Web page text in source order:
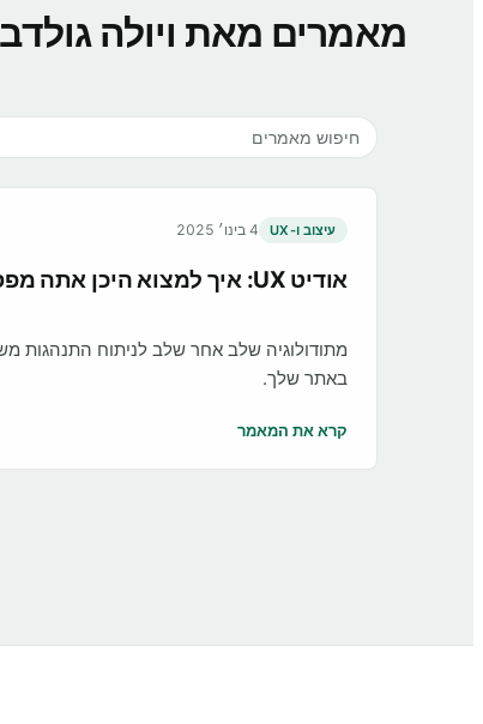
מאמרים מאת ויולה
עיצוב ו-UX 4 בינו׳ 2025
אודיט UX: איך למצוא היכן אתה מפסיד לקוחות
מתודולוגיה שלב אחר שלב לניתוח התנהגות
באתר שלך.
קרא את המאמר